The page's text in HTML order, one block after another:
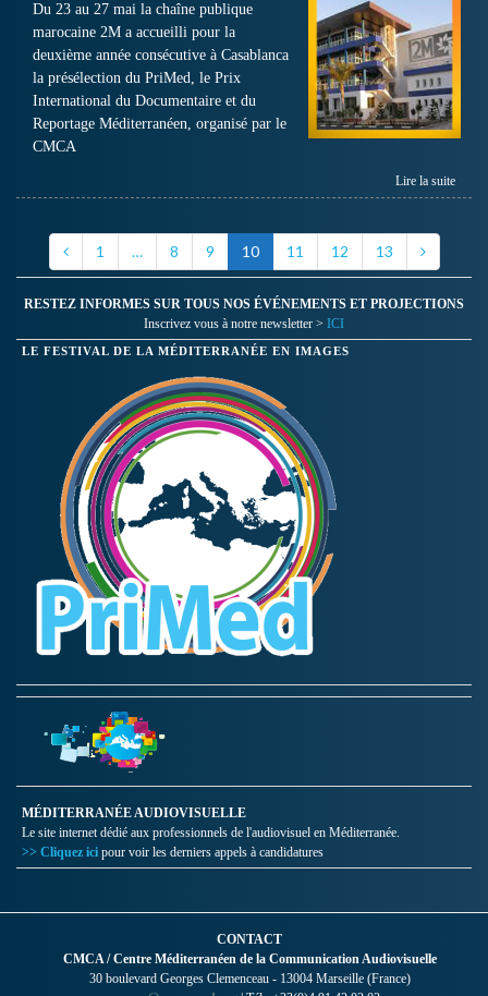
Du 23 au 27 mai la chaîne publique
marocaine 2M a accueilli pour la
deuxième année consécutive à Casablanca
la présélection du PriMed, le Prix
International du Documentaire et du
Reportage Méditerranéen, organisé par le
CMCA
Lire la suite
1 … 8 9 10 11 12 13
RESTEZ INFORMES SUR TOUS NOS ÉVÉNEMENTS ET PROJECTIONS
Inscrivez vous à notre newsletter > ICI
LE FESTIVAL DE LA MÉDITERRANÉE EN IMAGES
MÉDITERRANÉE AUDIOVISUELLE
Le site internet dédié aux professionnels de l'audiovisuel en Méditerranée.
>> Cliquez ici pour voir les derniers appels à candidatures
CONTACT
CMCA / Centre Méditerranéen de la Communication Audiovisuelle
30 boulevard Georges Clemenceau - 13004 Marseille (France)